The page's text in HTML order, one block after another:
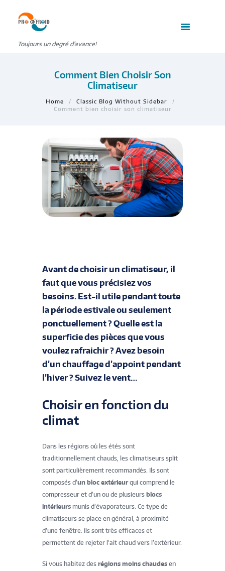
Toujours un degré d'avance!
Comment Bien Choisir Son
Climatiseur
Home
Classic Blog Without Sidebar
Comment bien choisir son climatiseur
Avant de choisir un climatiseur, il
faut que vous précisiez vos
besoins. Est-il utile pendant toute
la période estivale ou seulement
ponctuellement ? Quelle est la
superficie des pièces que vous
voulez rafraichir ? Avez besoin
d’un chauffage d’appoint pendant
l’hiver ? Suivez le vent…
Choisir en fonction du
climat
Dans les régions où les étés sont
traditionnellement chauds, les climatiseurs split
sont particulièrement recommandés. Ils sont
composés d’un bloc extérieurqui comprend le
compresseur et d’un ou de plusieurs blocs
intérieurs munis d’évaporateurs. Ce type de
climatiseurs se place en général, à proximité
d’une fenêtre. Ils sont très efficaces et
permettent de rejeter l’ait chaud vers l’extérieur.
Si vous habitez des régions moins chaudes en